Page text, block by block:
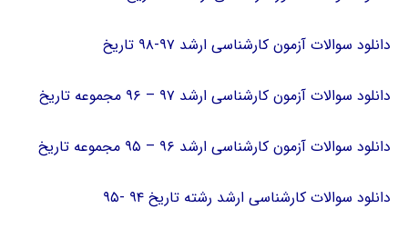
دانلود سوالات آزمون کارشناسی ارشد ۹۷-۹۸ تاریخ
دانلود سوالات آزمون کارشناسی ارشد ۹۷ – ۹۶ مجموعه تاریخ
دانلود سوالات آزمون کارشناسی ارشد ۹۶ – ۹۵ مجموعه تاریخ
دانلود سوالات کارشناسی ارشد رشته تاریخ ۹۴ -۹۵